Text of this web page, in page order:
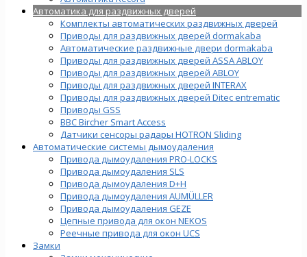
Автоматика для раздвижных дверей
Комплекты автоматических раздвижных дверей
Приводы для раздвижных дверей dormakaba
Автоматические раздвижные двери dormakaba
Приводы для раздвижных дверей ASSA ABLOY
Приводы для раздвижных дверей ABLOY
Приводы для раздвижных дверей INTERAX
Приводы для раздвижных дверей Ditec entrematic
Приводы GSS
BBC Bircher Smart Access
Датчики сенсоры радары HOTRON Sliding
Автоматические системы дымоудаления
Привода дымоудаления PRO-LOCKS
Привода дымоудаления SLS
Привода дымоудаления D+H
Привода дымоудаления AUMÜLLER
Привода дымоудаления GEZE
Цепные привода для окон NEKOS
Реечные привода для окон UСS
Замки